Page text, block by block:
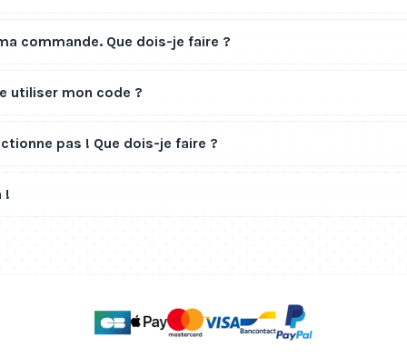
commande. Que dois-je faire ?
utiliser mon code ?
pas ! Que dois-je faire ?
!